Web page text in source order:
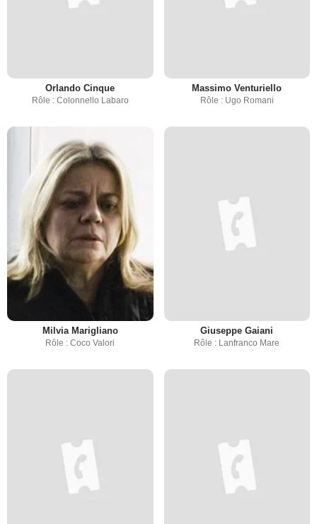
Orlando Cinque
Rôle : Colonnello Labaro
Massimo Venturiello
Rôle : Ugo Romani
Milvia Marigliano
Rôle : Coco Valori
Giuseppe Gaiani
Rôle : Lanfranco Mare